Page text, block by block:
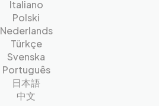
Italiano
Polski
Nederlands
Türkçe
Svenska
Português
日本語
中文